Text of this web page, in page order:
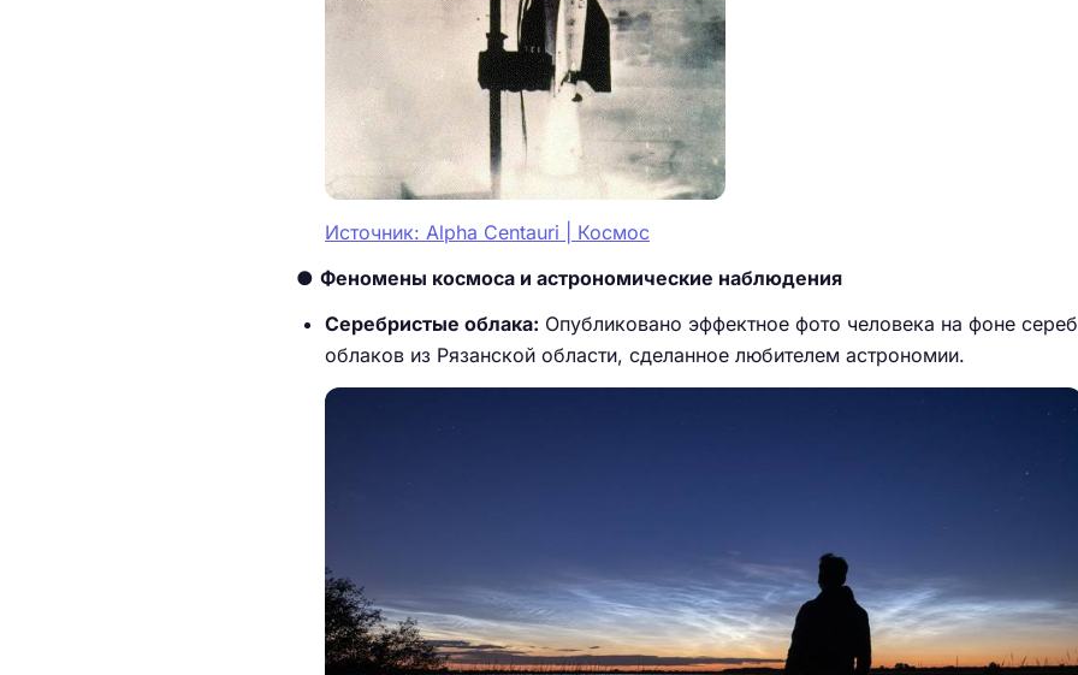
Источник: Alpha Centauri | Космос
● Феномены космоса и астрономические наблюдения
Серебристые облака: Опубликовано эффектное фото человека на фоне
облаков из Рязанской области, сделанное любителем астрономии.